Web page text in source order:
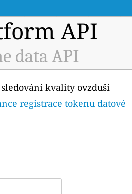
API
data API
kvality ovzduší
registrace tokenu datové